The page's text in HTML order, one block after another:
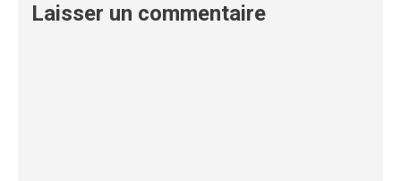
Laisser un commentaire